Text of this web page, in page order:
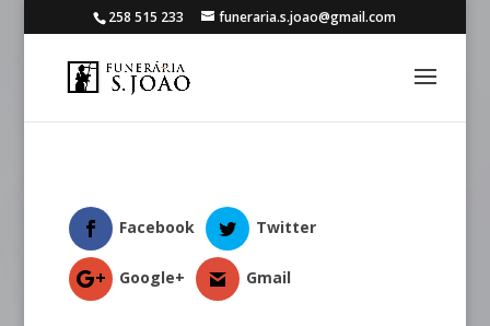
258 515 233 funeraria.s.joao@gmail.com
Facebook Twitter
Google+ Gmail